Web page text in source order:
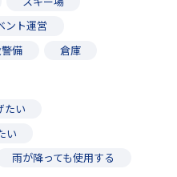
ント運営
備 倉庫
たい
い
雨が降っても使用する